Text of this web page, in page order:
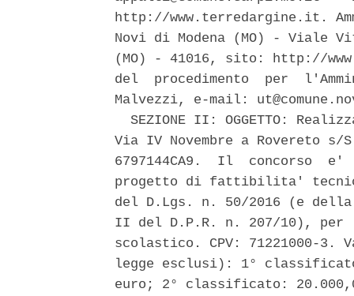
http://www.terredargine.it.
Novi di Modena (MO) - Viale
(MO) - 41016, sito: http://
del  procedimento  per
Malvezzi, e-mail:
SEZIONE II: OGGETTO:
Via IV Novembre a Rovereto
6797144CA9.  Il  concorso
progetto di fattibilita'
del D.Lgs. n. 50/2016 (e
II del D.P.R. n. 207/10),
scolastico. CPV: 71221000-
legge esclusi): 1°
euro; 2° classificato: